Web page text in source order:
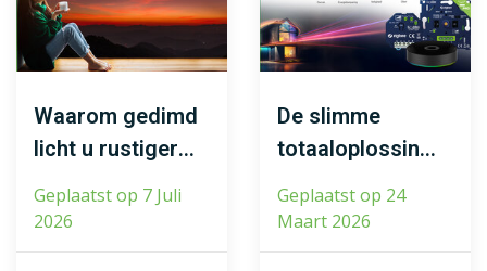
Waarom gedimd
licht u rustiger
licht met uw
brein doet)
Geplaatst op 7 Juli
2026
De slimme
totaaloplossing
installateur
Geplaatst op 24
Maart 2026